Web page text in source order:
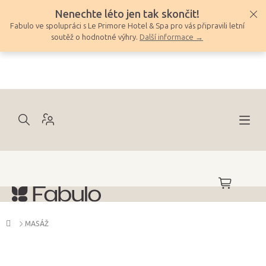
obsah
Nenechte léto jen tak skončit!
Fabulo ve spolupráci s Le Primore Hotel & Spa pro vás připravili letní
soutěž o hodnotné výhry. Další informace →
NÁKUPNÍ
KOŠÍK
Domů
MASÁŽ